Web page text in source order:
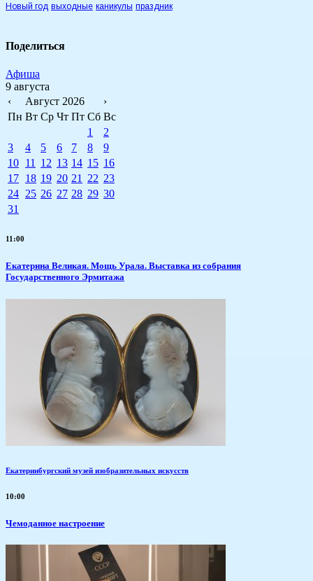
Новый год выходные каникулы праздник
Поделиться
Афиша
9 августа
‹
Август 2026
›
Пн Вт Ср Чт Пт Сб Вс
1
2
3
4 5 6 7 8
9
10 11 12 13 14 15 16
17 18 19 20 21 22 23
24 25 26 27 28 29 30
31
11:00
​Екатерина Великая. Мощь Урала. Выставка из собрания
Государственного Эрмитажа
Екатеринбургский музей изобразительных искусств
10:00
Чемоданное настроение